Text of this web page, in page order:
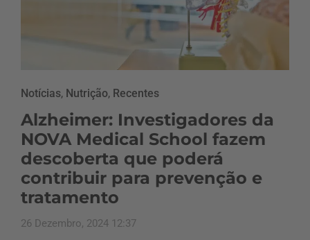
Notícias, Nutrição, Recentes
Alzheimer: Investigadores da
NOVA Medical School fazem
descoberta que poderá
contribuir para prevenção e
tratamento
26 Dezembro, 2024 12:37